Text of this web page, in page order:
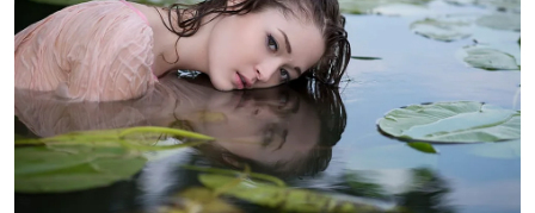
peningkatan ditampilkan pelari muda seperti
Danish dan Pengiran Aidil mampu memberi
kelebihan kepada skuad negara di temasya
dwitahunan serantau akan datang.
"Kita tahu sebelum ini Malaysia berjaya
membawa pulang pingat di Sukan SEA.